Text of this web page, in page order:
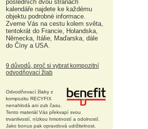
posledních dvou stranách
kalendáře najdete ke každému
objektu podrobné informace.
Zveme Vás na cestu kolem světa,
tentokrát do Francie, Holandska,
Německa, Itálie, Maďarska, dále
do Číny a USA.
9 důvodů, proč si vybrat kompozitní
odvodňovací žlab
Odvodňovací žlaby z
kompozitu RECYFIX
nenahlodá ani zub času.
Tento materiál Vás překvapí svou
trvanlivostí, nízkou hmotností a odolností.
Jako bonus pak opravdová udržitelnost.